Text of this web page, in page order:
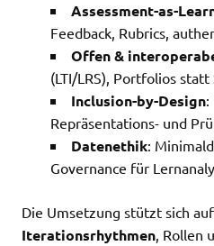
Assessment-as-
Feedback, Rubrics,
Offen &
(LTI/LRS), Portfolios statt
Inclusion-by-Design:
Repräsentations- und
Datenethik:
Governance für
Die Umsetzung stützt sich
Iterationsrhythmen, Rollen